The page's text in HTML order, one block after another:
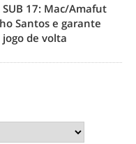
SUB 17: Mac/Amafut
Santos e garante
de volta